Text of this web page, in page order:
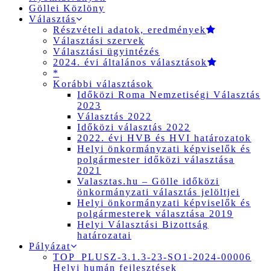
Göllei Közlöny
Választás
Részvételi adatok, eredmények
Választási szervek
Választási ügyintézés
2024. évi általános választások
*
Korábbi választások
Időközi Roma Nemzetiségi Választás
2023
Választás 2022
Időközi választás 2022
2022. évi HVB és HVI határozatok
Helyi önkormányzati képviselők és
polgármester időközi választása
2021
Valasztas.hu – Gölle időközi
önkormányzati választás jelöltjei
Helyi önkormányzati képviselők és
polgármesterek választása 2019
Helyi Választási Bizottság
határozatai
Pályázat
TOP_PLUSZ-3.1.3-23-SO1-2024-00006
Helyi humán fejlesztések